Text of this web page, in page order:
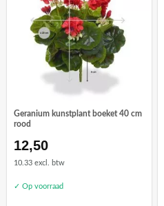
Geranium kunstplant boeket 40 cm
rood
12,50
10.33 excl. btw
✓ Op voorraad